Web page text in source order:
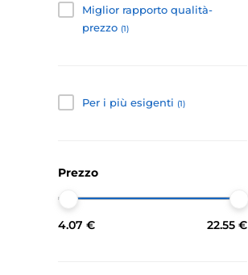
Miglior rapporto qualità-
prezzo (1)
Per i più esigenti (1)
Prezzo
4.07 € 22.55 €